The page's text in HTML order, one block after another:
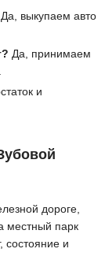
Да, выкупаем авто
Да, принимаем
и
дороге,
местный парк
состояние и